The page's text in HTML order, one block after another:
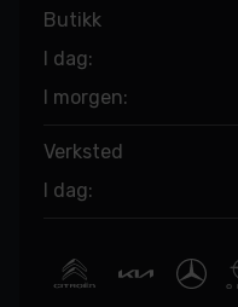
Butikk
I dag:
I morgen:
Verksted
I dag: